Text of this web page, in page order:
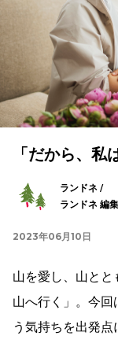
「だから、
ランドネ /
ランドネ 編
2023年06月10日
山を愛し、山と
山へ行く」。今
う気持ちを出発